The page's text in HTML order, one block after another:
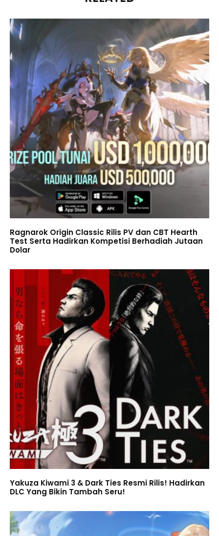
Ragnarok Origin Classic Rilis PV dan CBT Hearth
Test Serta Hadirkan Kompetisi Berhadiah Jutaan
Dolar
Yakuza Kiwami 3 & Dark Ties Resmi Rilis! Hadirkan
DLC Yang Bikin Tambah Seru!